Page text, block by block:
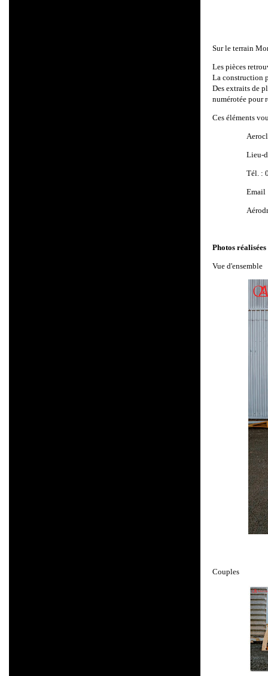
Sur le terrain
Les pièces
La construction
Des extraits de
numérotée pour
Ces éléments
Lieu-
Tél. :
Email
Photos
Vue d'ensemble
Couples